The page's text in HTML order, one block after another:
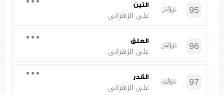
95 التين
علي الزهراني
96 العلق
علي الزهراني
97 القدر
علي الزهراني